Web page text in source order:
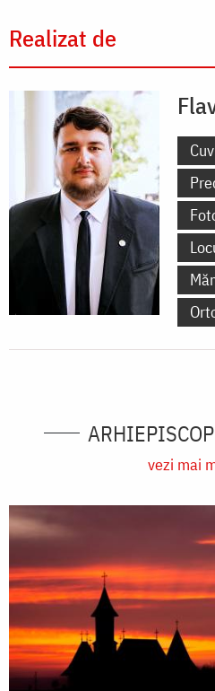
Realizat de
vezi mai